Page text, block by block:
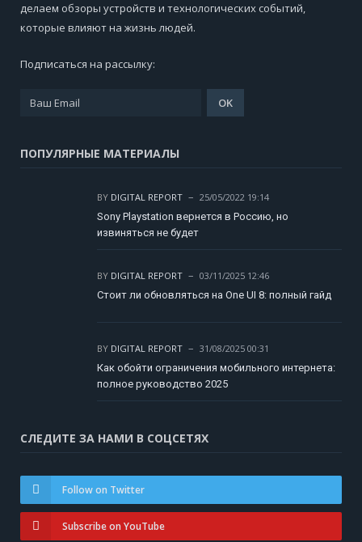
делаем обзоры устройств и технологических событий,
которые влияют на жизнь людей.
Подписаться на рассылку:
ПОПУЛЯРНЫЕ МАТЕРИАЛЫ
BY DIGITAL REPORT
25/05/2022 19:14
Sony Playstation вернется в Россию, но
извиняться не будет
BY DIGITAL REPORT
03/11/2025 12:46
Стоит ли обновляться на One UI 8: полный гайд
BY DIGITAL REPORT
31/08/2025 00:31
Как обойти ограничения мобильного интернета:
полное руководство 2025
СЛЕДИТЕ ЗА НАМИ В СОЦСЕТЯХ
Follow on Twitter
Subscribe on YouTube